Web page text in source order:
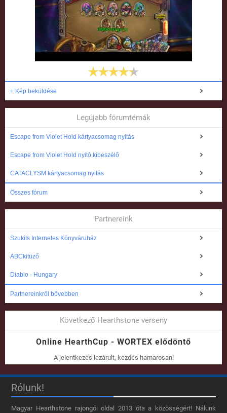
+ Kép beküldése
Legújabb fórumtémák
Escape from Violet Hold kártyacsomag nyitás
Escape from Violet Hold nyitó kibeszélő
CATACLYSM kártyacsomag nyitás
Összes fórum
Partnereink
Szukits Internetes Könyváruház
ABCkitüző
Diablo - Hungary
Partnereinkről bővebben
Következő Hearthstone verseny
Online HearthCup - WORTEX elődöntő
A jelentkezés lezárult, kezdés hamarosan!
Rólunk!
Magyar Hearthstone​ rajongói oldal 2013 óta a közösségért! Nálunk